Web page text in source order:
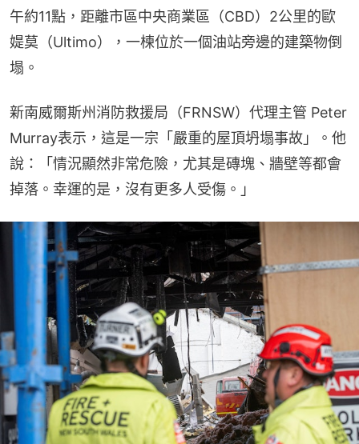
午約11點，距離市區中央商業區（CBD）2公里的歐
媞莫（Ultimo），一楝位於一個油站旁邊的建築物倒
塌。
新南威爾斯州消防救援局（FRNSW）代理主管 Peter
Murray表示，這是一宗「嚴重的屋頂坍塌事故」。他
說：「情況顯然非常危險，尤其是磚塊、牆壁等都會
掉落。幸運的是，沒有更多人受傷。」